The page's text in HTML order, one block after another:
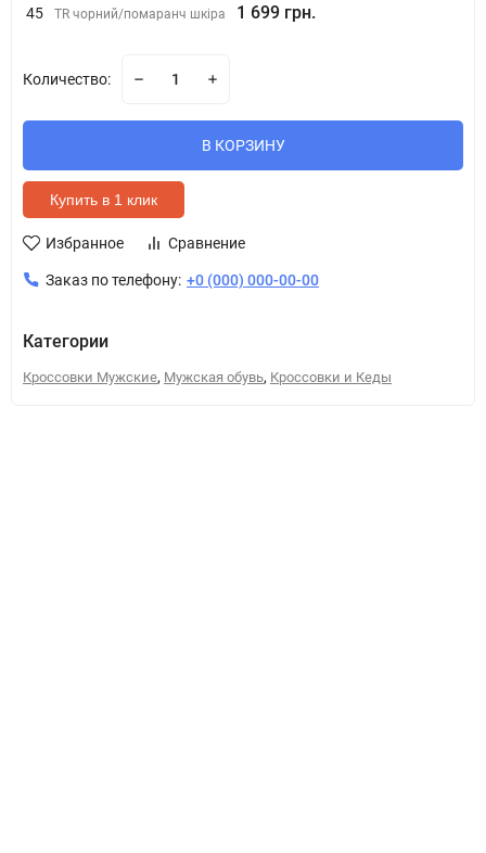
45 TR чорний/помаранч шкіра 1 699 грн.
Количество:
В КОРЗИНУ
Купить в 1 клик
Избранное Сравнение
Заказ по телефону: +0 (000) 000-00-00
Категории
Кроссовки Мужские, Мужская обувь, Кроссовки и Кеды